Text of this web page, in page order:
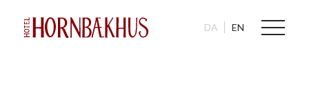
DA EN